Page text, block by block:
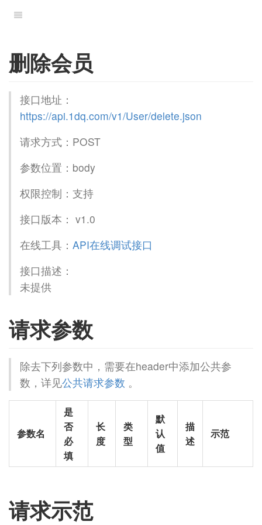
删除会员
接口地址：
https://api.1dq.com/v1/User/delete.json
请求方式：POST
参数位置：body
权限控制：支持
接口版本： v1.0
在线工具： API在线调试接口
接口描述：
未提供
请求参数
除去下列参数中，需要在header中添加公共参
数，详见公共请求参数 。
参数名
是
否
必
填
长
度
类
型
默
认
值
描
述
示范
请求示范